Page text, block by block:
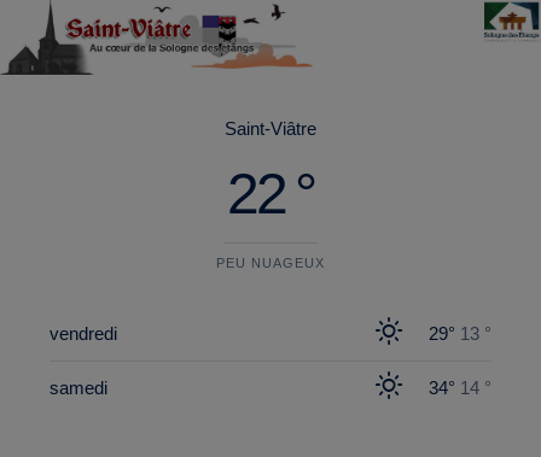
principal
Saint-Viâtre
22 °
PEU NUAGEUX
vendredi 29° 13 °
samedi 34° 14 °